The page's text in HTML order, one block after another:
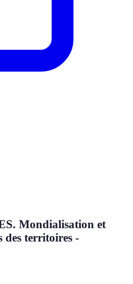
Mondialisation et
des territoires -